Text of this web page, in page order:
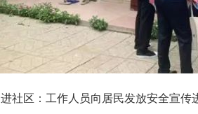
进社区：工作人员向居民发放安全宣传